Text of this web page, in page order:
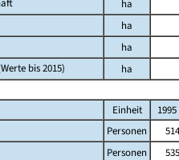
ha
ha
ha
bis 2015)
ha
Einheit 1995
Personen 514
Personen 535